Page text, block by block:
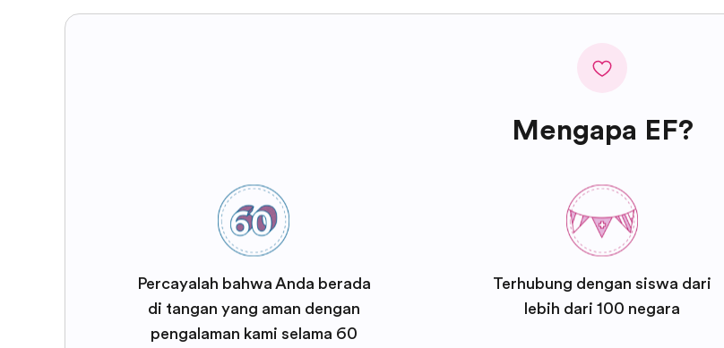
Mengapa EF?
Percayalah bahwa Anda berada
di tangan yang aman dengan
pengalaman kami selama 60
Terhubung dengan siswa dari
lebih dari 100 negara